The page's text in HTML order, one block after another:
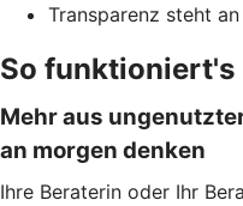
Transparenz steht
So funktioniert's
Mehr aus
an morgen denken
Ihre Beraterin oder Ihr